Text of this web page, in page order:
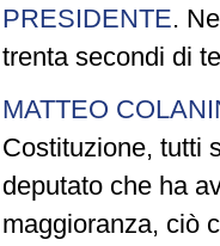
PRESIDENTE.
trenta secondi di
MATTEO
Costituzione, tutti
deputato che ha
maggioranza, ciò